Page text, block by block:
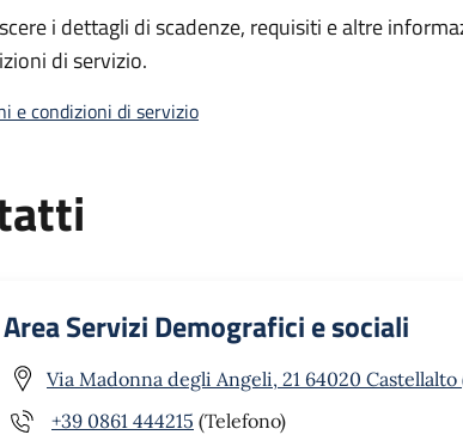
i dettagli di scadenze, requisiti e altre
di servizio.
e condizioni di servizio
Area Servizi Demografici e sociali
Via Madonna degli Angeli, 21 64020 Castellalto
+39 0861 444215 (Telefono)